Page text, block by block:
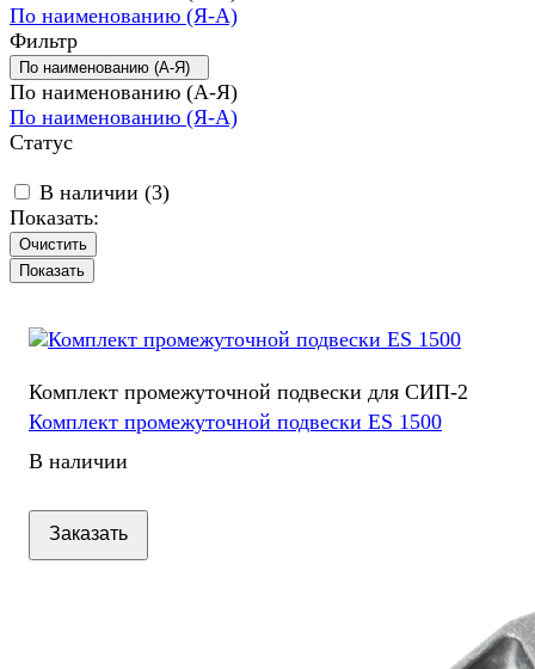
По наименованию (Я-А)
Фильтр
По наименованию (А-Я)
По наименованию (А-Я)
По наименованию (Я-А)
Статус
В наличии (3)
Показать:
Очистить
Комплект промежуточной подвески для СИП-2
Комплект промежуточной подвески ES 1500
В наличии
Заказать